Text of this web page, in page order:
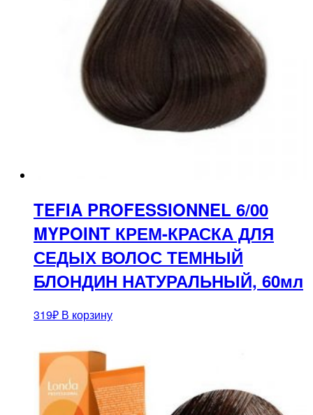
TEFIA PROFESSIONNEL 6/00
MYPOINT КРЕМ-КРАСКА ДЛЯ
СЕДЫХ ВОЛОС ТЕМНЫЙ
БЛОНДИН НАТУРАЛЬНЫЙ, 60мл
319₽ В корзину